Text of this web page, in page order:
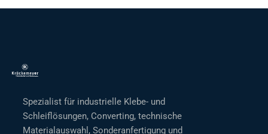
Spezialist für industrielle Klebe- und
Schleiflösungen, Converting, technische
Materialauswahl, Sonderanfertigung und